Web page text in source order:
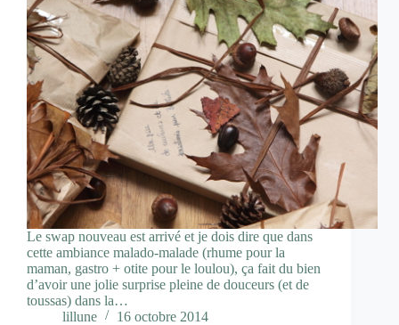
Le swap nouveau est arrivé et je dois dire que dans
cette ambiance malado-malade (rhume pour la
maman, gastro + otite pour le loulou), ça fait du bien
d’avoir une jolie surprise pleine de douceurs (et de
toussas) dans la…
lillune
16 octobre 2014